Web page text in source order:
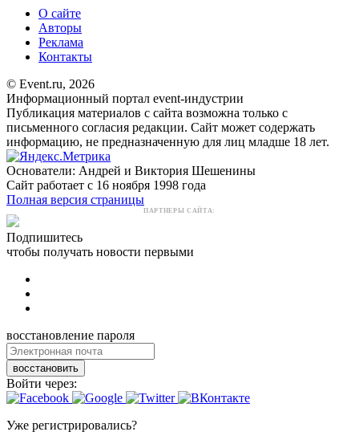
О сайте
Авторы
Реклама
Контакты
© Event.ru, 2026
Информационный портал event-индустрии
Публикация материалов с сайта возможна только с
письменного согласия редакции. Сайт может содержать
информацию, не предназначенную для лиц младше 18 лет.
Основатели: Андрей и Виктория Шешенины
Сайт работает с 16 ноября 1998 года
Полная версия страницы
ПАРТНЕРЫ САЙТА:
Подпишитесь
чтобы получать новости первыми
восстановление пароля
восстановить
Войти через:
Уже регистрировались?